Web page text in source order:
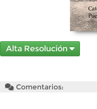
Alta Resolución
Comentarios: